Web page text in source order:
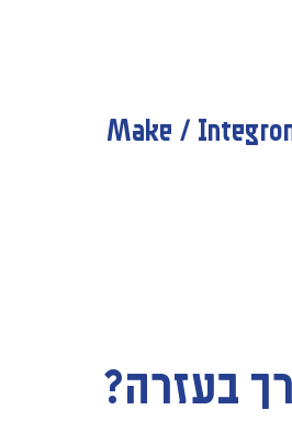
בעזרה?